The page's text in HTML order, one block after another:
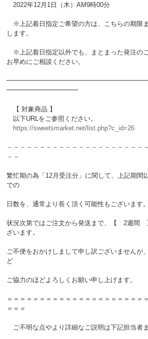
2022年12月1日（木）AM9時00分
※上記着日指定ご希望の方は、こちらの期限
します。
※上記着日指定以外でも、まとまった発注の
お早めにご相談ください。
━━━━━━━━━━━
【 対象商品 】
以下URLをご参照ください。
https://sweetsmarket.net/list.php?c_id=26
－－－－－－－－－－－－－－－－－－－－－
－－
繁忙期の為「12月受注分」に関して、上記期間
での
日数を、通常より長く頂く可能性もございます。
状況次第ではご注文から発送まで、【 2週間
ざいます。
ご不便をおかけしまして申し訳ございませんが
ど
ご協力のほどよろしくお願い申し上げます。
＝＝＝＝＝＝＝＝＝＝＝＝＝＝＝＝＝＝＝＝＝
＝＝＝
ご不明な点やより詳細なご説明は下記担当者